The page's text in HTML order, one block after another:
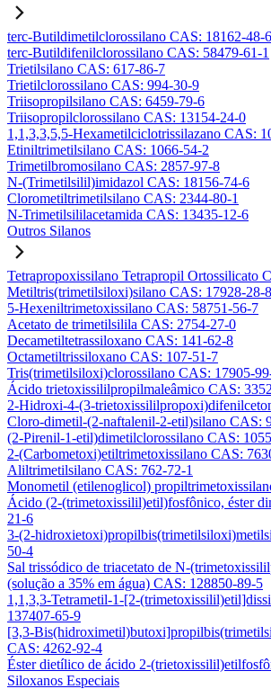
terc-Butildimetilclorossilano CAS: 18162-48-6
terc-Butildifenilclorossilano CAS: 58479-61-1
Trietilsilano CAS: 617-86-7
Trietilclorossilano CAS: 994-30-9
Triisopropilsilano CAS: 6459-79-6
Triisopropilclorossilano CAS: 13154-24-0
1,1,3,3,5,5-Hexametilciclotrissilazano CAS:
Etiniltrimetilsilano CAS: 1066-54-2
Trimetilbromosilano CAS: 2857-97-8
N-(Trimetilsilil)imidazol CAS: 18156-74-6
Clorometiltrimetilsilano CAS: 2344-80-1
N-Trimetilsililacetamida CAS: 13435-12-6
Outros Silanos
Tetrapropoxissilano Tetrapropil Ortossilicato
Metiltris(trimetilsiloxi)silano CAS: 17928-28-8
5-Hexeniltrimetoxissilano CAS: 58751-56-7
Acetato de trimetilsilila CAS: 2754-27-0
Decametiltetrassiloxano CAS: 141-62-8
Octametiltrissiloxano CAS: 107-51-7
Tris(trimetilsiloxi)clorossilano CAS: 17905-
Ácido trietoxissililpropilmaleâmico CAS:
2-Hidroxi-4-(3-
Cloro-dimetil-(2-naftalenil-2-etil)silano CAS:
(2-Pirenil-1-etil)dimetilclorossilano CAS:
2-(Carbometoxi)etiltrimetoxissilano CAS:
Aliltrimetilsilano CAS: 762-72-1
Monometil (etilenoglicol)
Ácido (2-(trimetoxissilil)etil)fosfônico, éster
21-6
3-(2-
50-4
Sal trissódico de triacetato de N-
(solução a 35% em água) CAS: 128850-89-5
1,1,3,3-Tetrametil-1-[2-
137407-65-9
[3,3-
CAS: 4262-92-4
Éster dietílico de ácido 2-
Siloxanos Especiais